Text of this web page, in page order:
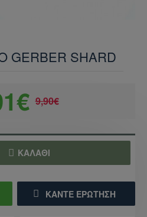
SHARD
9,90€
ΚΑΛΆΘΙ
ΚΆΝΤΕ ΕΡΏΤΗΣΗ